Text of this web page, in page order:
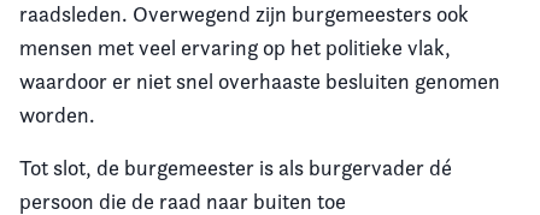
raadsleden. Overwegend zijn burgemeesters ook
mensen met veel ervaring op het politieke vlak,
waardoor er niet snel overhaaste besluiten genomen
worden.
Tot slot, de burgemeester is als burgervader dé
persoon die de raad naar buiten toe